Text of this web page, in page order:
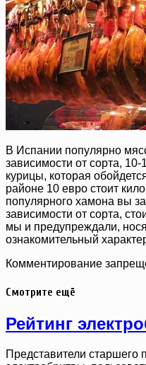
В Испании популярно
зависимости от сорта,
курицы, которая
районе 10 евро стоит
популярного хамона вы
зависимости от сорта,
мы и предупреждали,
ознакомительный
Комментирование
Смотрите ещё
Рейтинг
Представители старшего